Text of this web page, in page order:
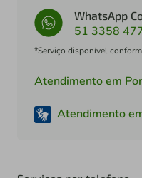
WhatsApp
51 3358
*Serviço disponível
Atendimento em
Atendimento